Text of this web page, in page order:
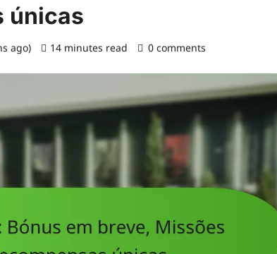
únicas
ago) 14 minutes read 0 comments